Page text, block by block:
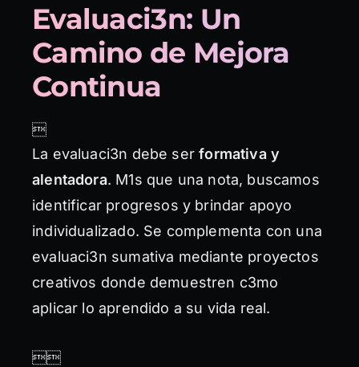
Evaluaci3n: Un
Camino de Mejora
Continua

La evaluaci3n debe serformativa y
alentadora. M1s que una nota, buscamos
identificar progresos y brindar apoyo
individualizado. Se complementa con una
evaluaci3n sumativa mediante proyectos
creativos donde demuestren c3mo
aplicar lo aprendido a su vida real.
